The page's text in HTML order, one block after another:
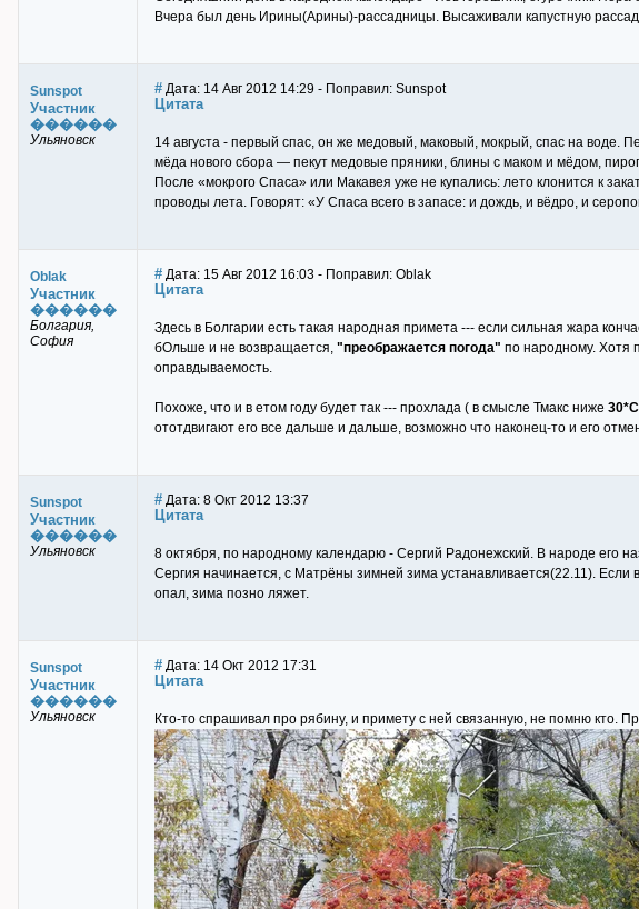
Вчера был день Ирины(Арины)-рассадницы. Высаживали капустную
Sunspot
Участник
������
Ульяновск
# Дата: 14 Авг 2012 14:29 - Поправил: Sunspot
Цитата
14 августа - первый спас, он же медовый, маковый, мокрый, спас на воде.
мёда нового сбора — пекут медовые пряники, блины с маком и мёдом,
После «мокрого Спаса» или Макавея уже не купались: лето клонится к
проводы лета. Говорят: «У Спаса всего в запасе: и дождь, и вёдро, и
Oblak
Участник
������
Болгария,
София
# Дата: 15 Авг 2012 16:03 - Поправил: Oblak
Цитата
Здесь в Болгарии есть такая народная примета --- если сильная жара
бОльше и не возвращается, "преображается погода" по народному. Хотя
оправдываемость.
Похоже, что и в етом году будет так --- прохлада ( в смысле Тмакс ниже 30*С
ототдвигают его все дальше и дальше, возможно что наконец-то и его
Sunspot
Участник
������
Ульяновск
# Дата: 8 Окт 2012 13:37
Цитата
8 октября, по народному календарю - Сергий Радонежский. В народе его
Сергия начинается, с Матрёны зимней зима устанавливается(22.11). Если
опал, зима позно ляжет.
Sunspot
Участник
������
Ульяновск
# Дата: 14 Окт 2012 17:31
Цитата
Кто-то спрашивал про рябину, и примету с ней связанную, не помню кто.